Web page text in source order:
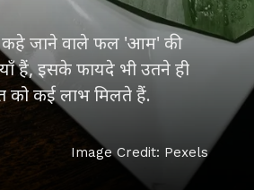
कहे जाने वाले फल 'आम' की
हैं, इसके फायदे भी उतने ही
को कई लाभ मिलते हैं.
Image Credit: Pexels